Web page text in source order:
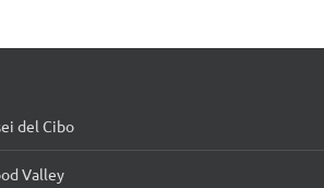
del Cibo
Valley